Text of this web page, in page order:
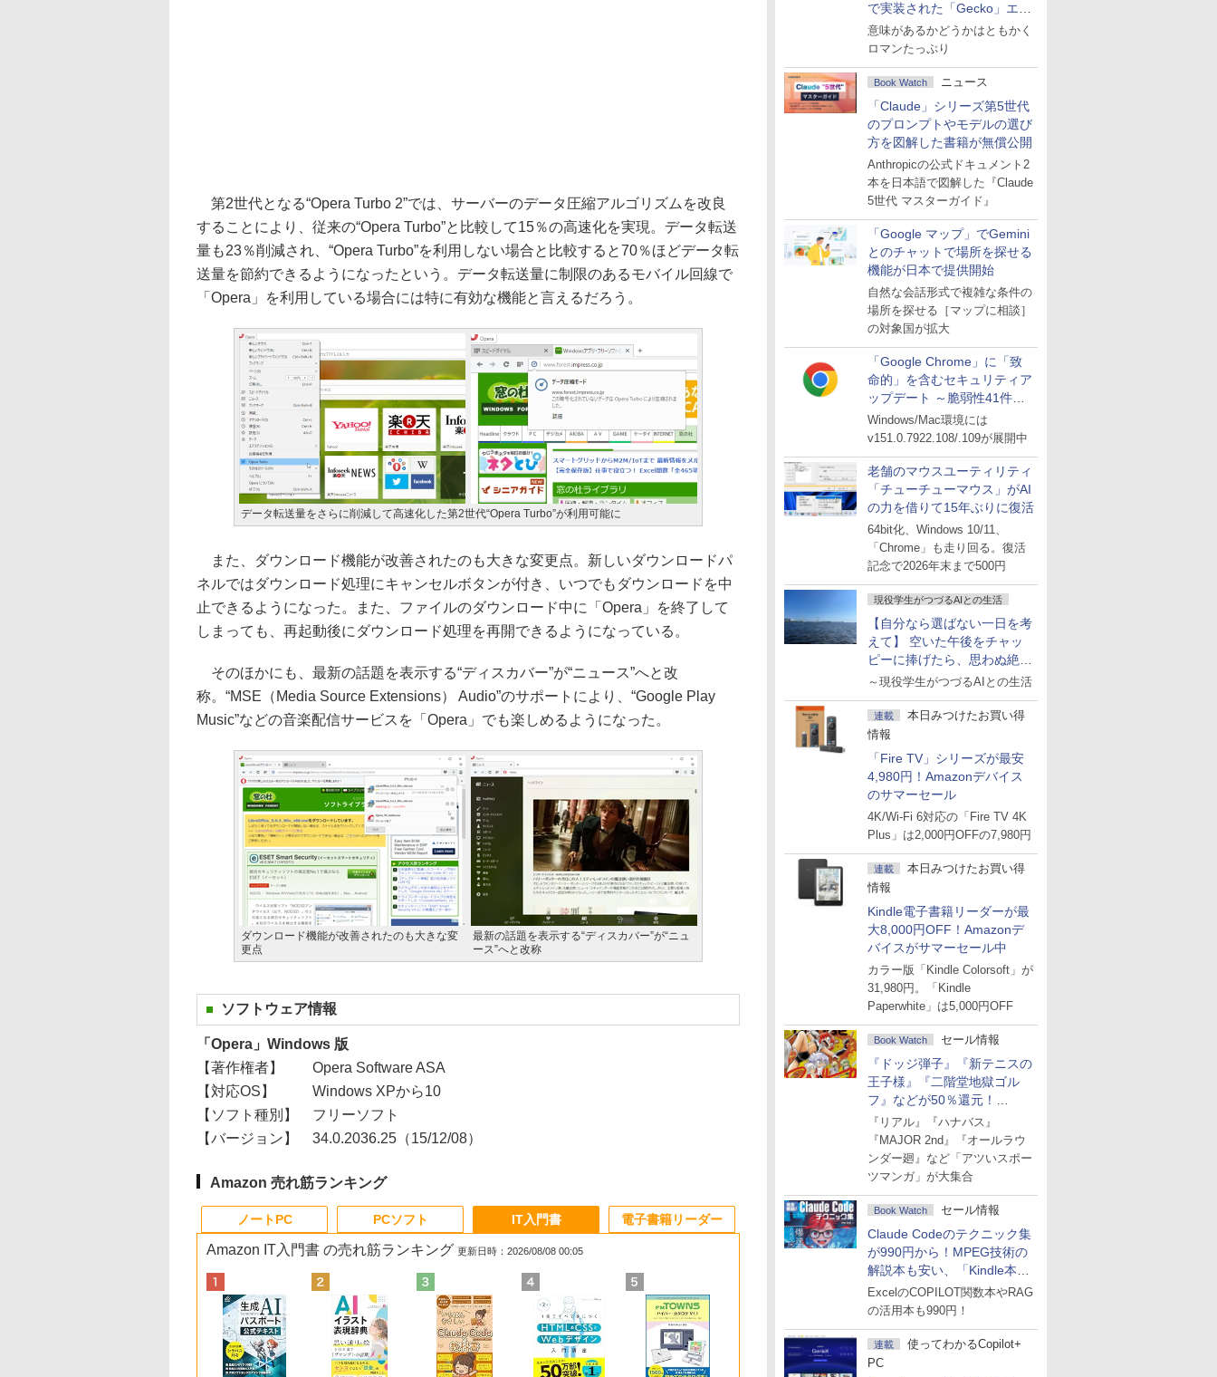
で実装された「Gecko」エン
ジン
意味があるかどうかはともかく
ロマンたっぷり
Book Watch ニュース
「Claude」シリーズ第5世代
のプロンプトやモデルの選び
方を図解した書籍が無償公開
Anthropicの公式ドキュメント2
本を日本語で図解した『Claude
5世代 マスターガイド』
「Google マップ」でGemini
とのチャットで場所を探せる
機能が日本で提供開始
自然な会話形式で複雑な条件の
場所を探せる［マップに相談］
の対象国が拡大
「Google Chrome」に「致
命的」を含むセキュリティア
ップデート ～脆弱性41件に
対処
Windows/Mac環境には
v151.0.7922.108/.109が展開中
老舗のマウスユーティリティ
「チューチューマウス」がAI
の力を借りて15年ぶりに復活
64bit化、Windows 10/11、
「Chrome」も走り回る。復活
記念で2026年末まで500円
現役学生がつづるAIとの生活
【自分なら選ばない一日を考
えて】 空いた午後をチャッ
ピーに捧げたら、思わぬ絶景
に出会った話
～現役学生がつづるAIとの生活
連載
本日みつけたお買い得
情報
「Fire TV」シリーズが最安
4,980円！Amazonデバイス
のサマーセール
4K/Wi-Fi 6対応の「Fire TV 4K
Plus」は2,000円OFFの7,980円
連載
本日みつけたお買い得
情報
Kindle電子書籍リーダーが最
大8,000円OFF！Amazonデ
バイスがサマーセール中
カラー版「Kindle Colorsoft」が
31,980円。「Kindle
Paperwhite」は5,000円OFF
Book Watch セール情報
『ドッジ弾子』『新テニスの
王子様』『二階堂地獄ゴル
フ』などが50％還元！
Amazonマンガ週末セール
『リアル』『ハナバス』
『MAJOR 2nd』『オールラウ
ンダー廻』など「アツいスポー
ツマンガ」が大集合
Book Watch セール情報
Claude Codeのテクニック集
が990円から！MPEG技術の
解説本も安い、「Kindle本サ
マーセール」第2弾開始！
ExcelのCOPILOT関数本やRAG
の活用本も990円！
連載
使ってわかるCopilot+
PC
第2世代となる“Opera Turbo 2”では、サーバーのデータ圧縮アルゴリズムを改良
することにより、従来の“Opera Turbo”と比較して15％の高速化を実現。データ転送
量も23％削減され、“Opera Turbo”を利用しない場合と比較すると70％ほどデータ転
送量を節約できるようになったという。データ転送量に制限のあるモバイル回線で
「Opera」を利用している場合には特に有効な機能と言えるだろう。
データ転送量をさらに削減して高速化した第2世代“Opera Turbo”が利用可能に
また、ダウンロード機能が改善されたのも大きな変更点。新しいダウンロードパ
ネルではダウンロード処理にキャンセルボタンが付き、いつでもダウンロードを中
止できるようになった。また、ファイルのダウンロード中に「Opera」を終了して
しまっても、再起動後にダウンロード処理を再開できるようになっている。
そのほかにも、最新の話題を表示する“ディスカバー”が“ニュース”へと改
称。“MSE（Media Source Extensions） Audio”のサポートにより、“Google Play
Music”などの音楽配信サービスを「Opera」でも楽しめるようになった。
ダウンロード機能が改善されたのも大きな変
更点
最新の話題を表示する“ディスカバー”が“ニュ
ース”へと改称
ソフトウェア情報
「Opera」Windows 版
【著作権者】
Opera Software ASA
【対応OS】
Windows XPから10
【ソフト種別】
フリーソフト
【バージョン】
34.0.2036.25（15/12/08）
Amazon 売れ筋ランキング
ノートPC PCソフト IT入門書
Amazon IT入門書 の売れ筋ランキング 更新日時：2026/08/08 00:05
電子書籍リーダー